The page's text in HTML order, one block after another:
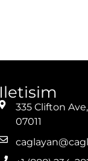
Iletisim
335 Clifton
07011